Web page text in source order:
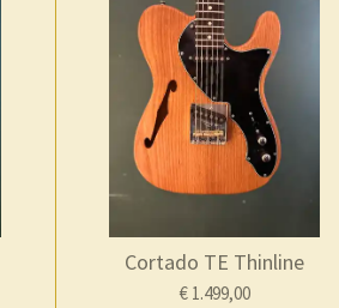
Cortado TE Thinline
€ 1.499,00